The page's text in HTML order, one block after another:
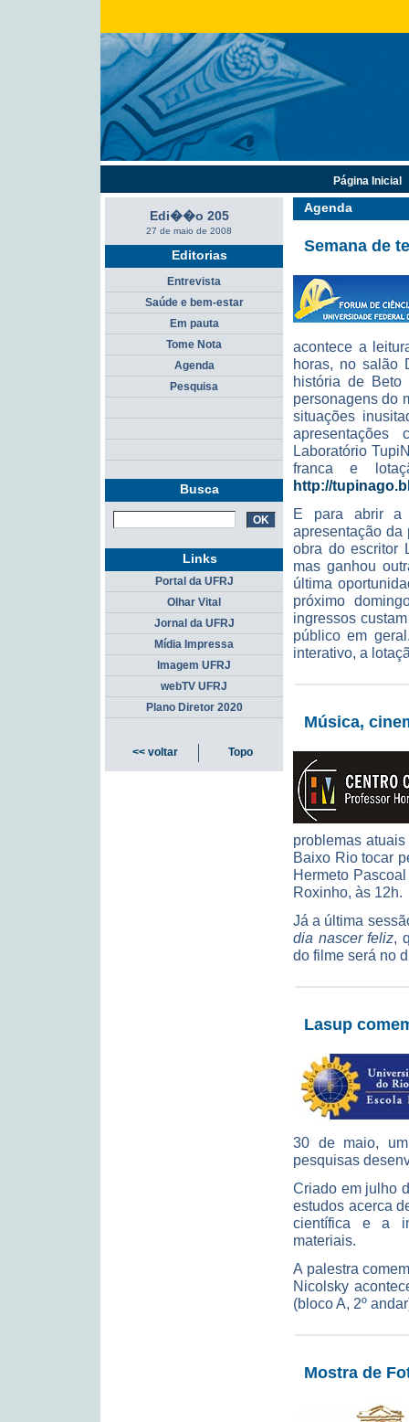
Agenda
Semana de
acontece a
horas, no salão
história de Beto
personagens do
situações
Laboratório
franca e
http://
E para abrir a
apresentação
obra do escritor
mas ganhou
última
próximo
ingressos
público em
interativo, a
Música,
problemas
Baixo Rio tocar
Hermeto
Roxinho, às 12h.
Já a última
dia nascer feliz,
do filme será no
Lasup
30 de maio,
pesquisas
Criado em julho
estudos acerca
científica e a
materiais.
A palestra
Nicolsky
(bloco A, 2º
Mostra de
Edi��o 205
27 de maio de 2008
Editorias
Entrevista
Saúde e bem-estar
Em pauta
Tome Nota
Agenda
Pesquisa
Busca
Página Inicial
Links
Portal da UFRJ
Olhar Vital
Jornal da UFRJ
Mídia Impressa
Imagem UFRJ
webTV UFRJ
Plano Diretor 2020
<< voltar Topo